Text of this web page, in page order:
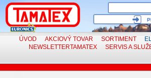
ÚVOD AKCIOVÝ TOVAR SORTIMENT
NEWSLETTERTAMATEX SERVISA